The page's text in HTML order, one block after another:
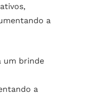
a
um brinde
a